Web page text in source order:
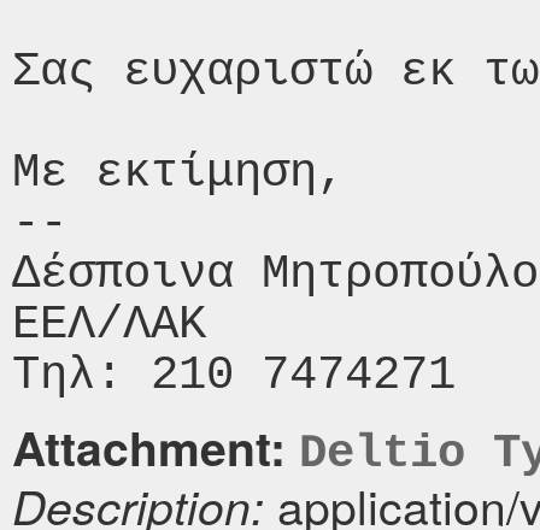
Σας ευχαριστώ εκ
Με εκτίμηση,
--
Δέσποινα
ΕΕΛ/ΛΑΚ
Attachment: Deltio
Description: application/